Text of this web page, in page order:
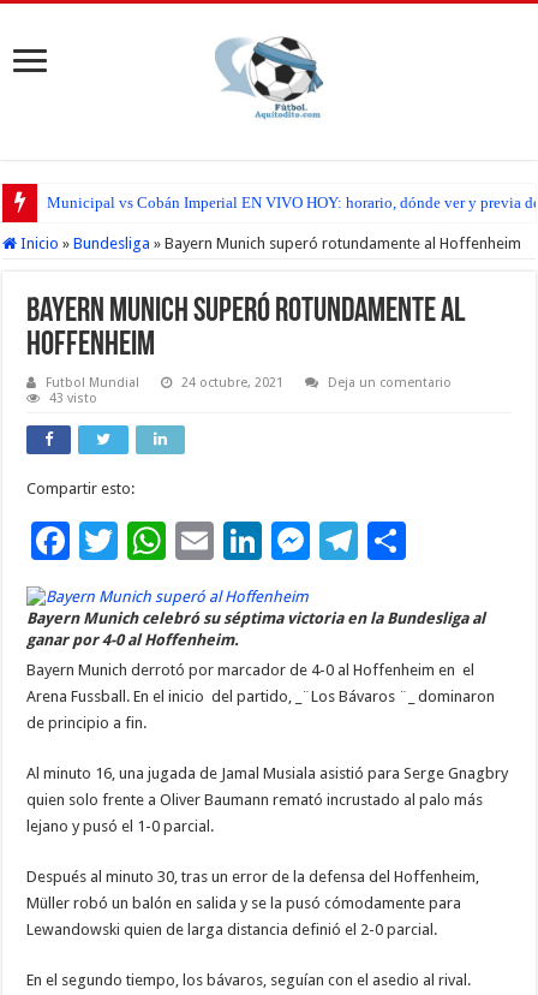
Municipal vs Cobán Imperial EN VIVO HOY: horario, dónde ver y previa
San Pedro FC vs Suchitepéquez EN VIVO HOY: horario, dónde ver y
Inicio » Bundesliga » Bayern Munich superó rotundamente al Hoffenheim
Bayern Munich superó rotundamente al
Hoffenheim
Futbol Mundial 24 octubre, 2021
Deja un comentario
43 visto
Compartir esto:
F
ac
e
b
o
o
k
T
wi
tt
er
W
at
sA
p
E
m
ai
l
Li
n
k
e
dI
M
se
n
g
T
e
gr
a
m
p
ar
r
Bayern Munich celebró su séptima victoria en la Bundesliga al
ganar por 4-0 al Hoffenheim.
Bayern Munich derrotó por marcador de 4-0 al Hoffenheim en el
Arena Fussball. En el inicio del partido, _¨Los Bávaros ¨_ dominaron
de principio a fin.
Al minuto 16, una jugada de Jamal Musiala asistió para Serge Gnagbry
quien solo frente a Oliver Baumann remató incrustado al palo más
lejano y pusó el 1-0 parcial.
Después al minuto 30, tras un error de la defensa del Hoffenheim,
Müller robó un balón en salida y se la pusó cómodamente para
Lewandowski quien de larga distancia definió el 2-0 parcial.
En el segundo tiempo, los bávaros, seguían con el asedio al rival.